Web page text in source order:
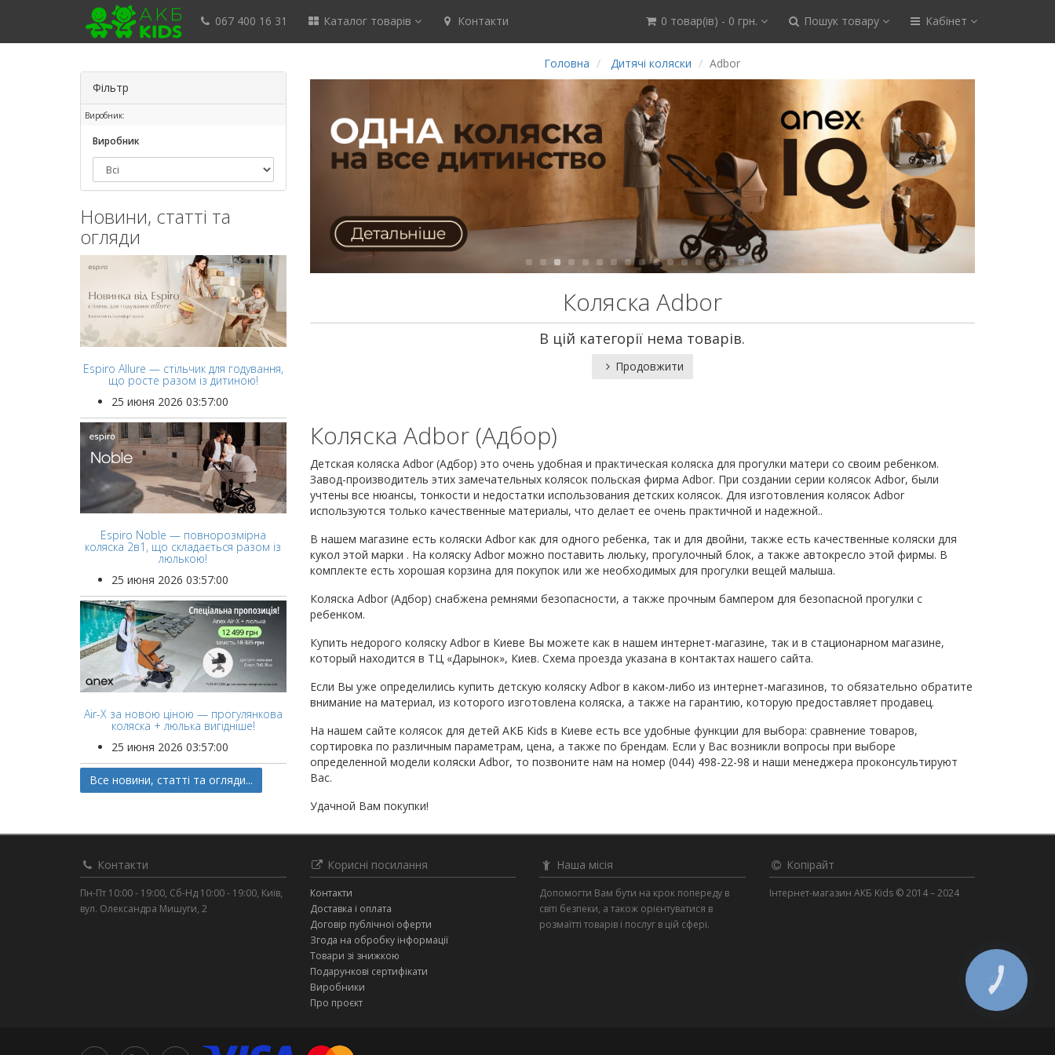
067 400 16 31 Каталог товарів Контакти 0 товар(ів) - 0 грн. Пошук товару Кабінет
Фільтр
Виробник:
Виробник
Новини, статті та
огляди
Espiro Allure — стільчик для годування,
що росте разом із дитиною!
25 июня 2026 03:57:00
Espiro Noble — повнорозмірна
коляска 2в1, що складається разом із
люлькою!
25 июня 2026 03:57:00
Air-X за новою ціною — прогулянкова
коляска + люлька вигідніше!
25 июня 2026 03:57:00
Все новини, статті та огляди...
Головна Дитячі коляски Adbor
Коляска Adbor
В цій категорії нема товарів.
Продовжити
Коляска Adbor (Адбор)
Детская коляска Adbor (Адбор) это очень удобная и практическая коляска для прогулки матери со своим ребенком.
Завод-производитель этих замечательных колясок польская фирма Adbor. При создании серии колясок Adbor, были
учтены все нюансы, тонкости и недостатки использования детских колясок. Для изготовления колясок Adbor
используются только качественные материалы, что делает ее очень практичной и надежной..
В нашем магазине есть коляски Adbor как для одного ребенка, так и для двойни, также есть качественные коляски для
кукол этой марки . На коляску Adbor можно поставить люльку, прогулочный блок, а также автокресло этой фирмы. В
комплекте есть хорошая корзина для покупок или же необходимых для прогулки вещей малыша.
Коляска Adbor (Адбор) снабжена ремнями безопасности, а также прочным бампером для безопасной прогулки с
ребенком.
Купить недорого коляску Adbor в Киеве Вы можете как в нашем интернет-магазине, так и в стационарном магазине,
который находится в ТЦ «Дарынок», Киев. Схема проезда указана в контактах нашего сайта.
Если Вы уже определились купить детскую коляску Adbor в каком-либо из интернет-магазинов, то обязательно обратите
внимание на материал, из которого изготовлена коляска, а также на гарантию, которую предоставляет продавец.
На нашем сайте колясок для детей АКБ Kids в Киеве есть все удобные функции для выбора: сравнение товаров,
сортировка по различным параметрам, цена, а также по брендам. Если у Вас возникли вопросы при выборе
определенной модели коляски Adbor, то позвоните нам на номер (044) 498-22-98 и наши менеджера проконсультируют
Вас.
Удачной Вам покупки!
Контакти
Пн-Пт 10:00 - 19:00, Сб-Нд 10:00 - 19:00, Київ,
вул. Олександра Мишуги, 2
Корисні посилання
Контакти
Доставка і оплата
Договір публічної оферти
Згода на обробку інформації
Товари зі знижкою
Подарункові сертифікати
Виробники
Про проєкт
Наша місія
Допомогти Вам бути на крок попереду в
світі безпеки, а також орієнтуватися в
розмаїтті товарів і послуг в цій сфері.
Копірайт
Інтернет-магазин АКБ Kids © 2014 – 2024
КНОПКА
ЗВ'ЯЗКУ